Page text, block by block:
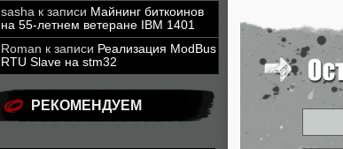
sasha к записи Майнинг биткоинов
на 55-летнем ветеране IBM 1401
Roman к записи Реализация ModBus
RTU Slave на stm32
РЕКОМЕНДУЕМ